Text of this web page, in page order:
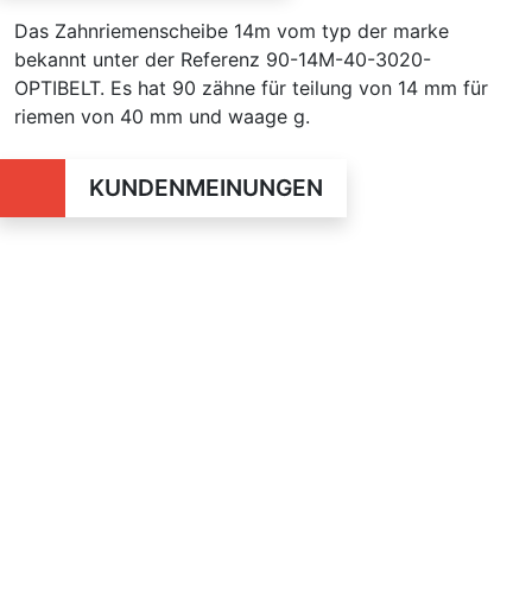
Das Zahnriemenscheibe 14m vom typ der marke
bekannt unter der Referenz 90-14M-40-3020-
OPTIBELT. Es hat 90 zähne für teilung von 14 mm für
riemen von 40 mm und waage g.
KUNDENMEINUNGEN